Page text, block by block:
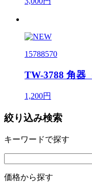
15788570
TW-3788 角
1,200円
絞り込み検索
キーワードで探す
価格から探す